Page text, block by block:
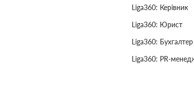
Liga360: Керівник
Liga360: Юрист
Liga360: Бухгалтер
Liga360: PR-